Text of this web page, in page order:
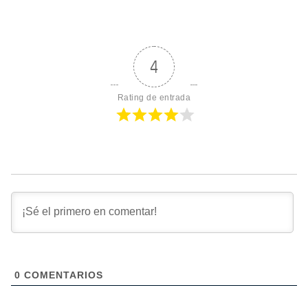
4
Rating de entrada
0 COMENTARIOS